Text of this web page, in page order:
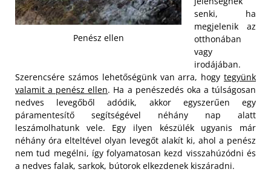
Penész ellen
senki, ha
megjelenik az
otthonában
vagy
irodájában.
Szerencsére számos lehetőségünk van arra, hogy tegyünk
valamit a penész ellen. Ha a penészedés oka a túlságosan
nedves levegőből adódik, akkor egyszerűen egy
páramentesítő segítségével néhány nap alatt
leszámolhatunk vele. Egy ilyen készülék ugyanis már
néhány óra elteltével olyan levegőt alakít ki, ahol a penész
nem tud megélni, így folyamatosan kezd visszahúzódni és
a nedves falak, sarkok, bútorok elkezdenek kiszáradni.